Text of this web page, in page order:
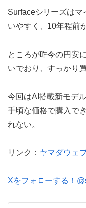
Surfaceシリーズはマ
いやすく、10年程前
ところが昨今の円安
いでおり、すっかり
今回はAI搭載新モデ
手頃な価格で購入で
れない。
リンク： ヤマダウェ
Xをフォローする！